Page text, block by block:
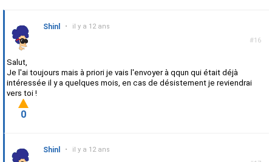
#16
Shinl • il y a 12 ans
Salut,
Je l'ai toujours mais à priori je vais l'envoyer à qqun qui était déjà
intéressée il y a quelques mois, en cas de désistement je reviendrai
vers toi !
0
Shinl • il y a 12 ans